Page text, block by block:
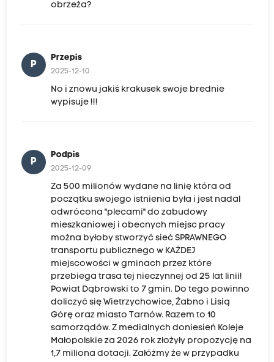
obrzeża?
P
Przepis
2025-12-10
No i znowu jakiś krakusek swoje brednie
wypisuje !!!
P
Podpis
2025-12-09
Za 500 milionów wydane na linię która od
początku swojego istnienia była i jest nadal
odwrócona "plecami" do zabudowy
mieszkaniowej i obecnych miejsc pracy
można byłoby stworzyć sieć SPRAWNEGO
transportu publicznego w KAŻDEJ
miejscowości w gminach przez które
przebiega trasa tej nieczynnej od 25 lat linii!
Powiat Dąbrowski to 7 gmin. Do tego powinno
doliczyć się Wietrzychowice, Żabno i Lisią
Górę oraz miasto Tarnów. Razem to 10
samorządów. Z medialnych doniesień Koleje
Małopolskie za 2026 rok złożyły propozycję na
1,7 miliona dotacji. Załóżmy że w przypadku